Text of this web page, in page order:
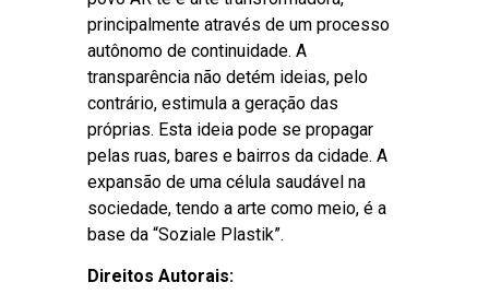
principalmente através de um processo
autônomo de continuidade. A
transparência não detém ideias, pelo
contrário, estimula a geração das
próprias. Esta ideia pode se propagar
pelas ruas, bares e bairros da cidade. A
expansão de uma célula saudável na
sociedade, tendo a arte como meio, é a
base da “Soziale Plastik”.
Direitos Autorais: